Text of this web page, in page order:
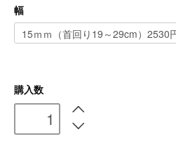
幅
購入数